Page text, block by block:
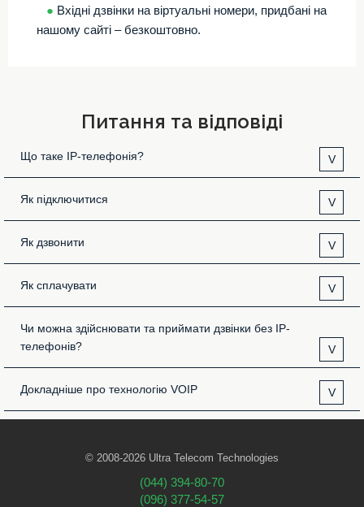
● Вхідні дзвінки на віртуальні номери, придбані на
нашому сайті – безкоштовно.
Питання та відповіді
Що таке IP-телефонія? V
Як підключитися V
Як дзвонити V
Як сплачувати V
Чи можна здійснювати та приймати дзвінки без IP-
телефонів?
V
Докладніше про технологію VOIP V
© 2008-2026 Ultra Telecom Technologies
(044) 394-80-70
(096) 377-54-57